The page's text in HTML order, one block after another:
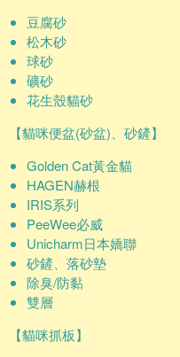
豆腐砂
松木砂
球砂
礦砂
花生殼貓砂
【貓咪便盆(砂盆)、砂鏟】
Golden Cat黃金貓
HAGEN赫根
IRIS系列
PeeWee必威
Unicharm日本嬌聯
砂鏟、落砂墊
除臭/防黏
雙層
【貓咪抓板】